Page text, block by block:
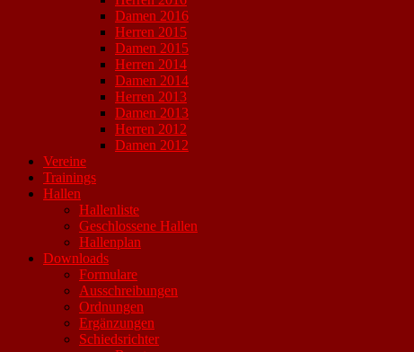
Damen 2016
Herren 2015
Damen 2015
Herren 2014
Damen 2014
Herren 2013
Damen 2013
Herren 2012
Damen 2012
Vereine
Trainings
Hallen
Hallenliste
Geschlossene Hallen
Hallenplan
Downloads
Formulare
Ausschreibungen
Ordnungen
Ergänzungen
Schiedsrichter